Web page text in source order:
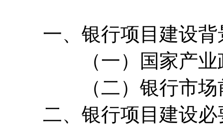
一、银行项目建设背
（一）国家产业政
（二）银行市场
二、银行项目建设必